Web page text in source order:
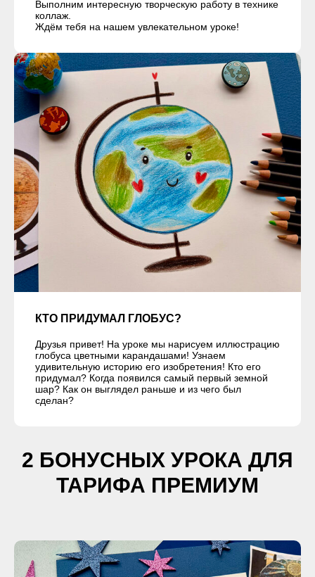
Выполним интересную творческую работу в технике
коллаж.
Ждём тебя на нашем увлекательном уроке!
КТО ПРИДУМАЛ ГЛОБУС?
Друзья привет! На уроке мы нарисуем иллюстрацию
глобуса цветными карандашами! Узнаем
удивительную историю его изобретения! Кто его
придумал? Когда появился самый первый земной
шар? Как он выглядел раньше и из чего был
сделан?
2 БОНУСНЫХ УРОКА ДЛЯ
ТАРИФА ПРЕМИУМ